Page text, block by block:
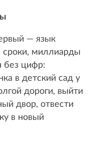
— язык
сроки, миллиарды
без цифр:
в детский сад у
дороги, выйти
двор, отвести
в новый